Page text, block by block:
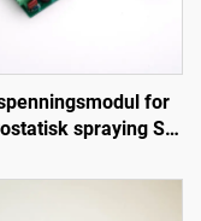
for
spraying SX-